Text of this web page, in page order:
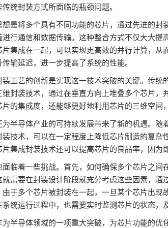
统封装方式所面临的瓶颈问题。
是将多个具有不同功能的芯片，通过先进的
行通信和数据传输。这种整合方式不仅大大
集成在一起，可以实现更高效的并行计算，
输延迟，进一步提高了系统的性能。
工艺的创新是实现这一技术突破的关键。传
封装技术，通过在垂直方向上堆叠多个芯片
的集成度，还能够更好地利用芯片的三维空间
半导体产业的可持续发展带来了新的机遇。
技术，可以在一定程度上降低芯片制造的复
集成封装技术还可以提高芯片的良品率，因
临着一些挑战。首先，如何确保多个芯片之
需要在封装设计阶段就充分考虑这些因素，
于多个芯片被封装在一起，一旦某个芯片出
统运行过程中，也需要实时监测芯片的状态，
半导体领域的一项重大突破，为芯片功能的